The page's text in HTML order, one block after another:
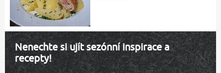
Nenechte si ujít sezónní inspirace a
recepty!